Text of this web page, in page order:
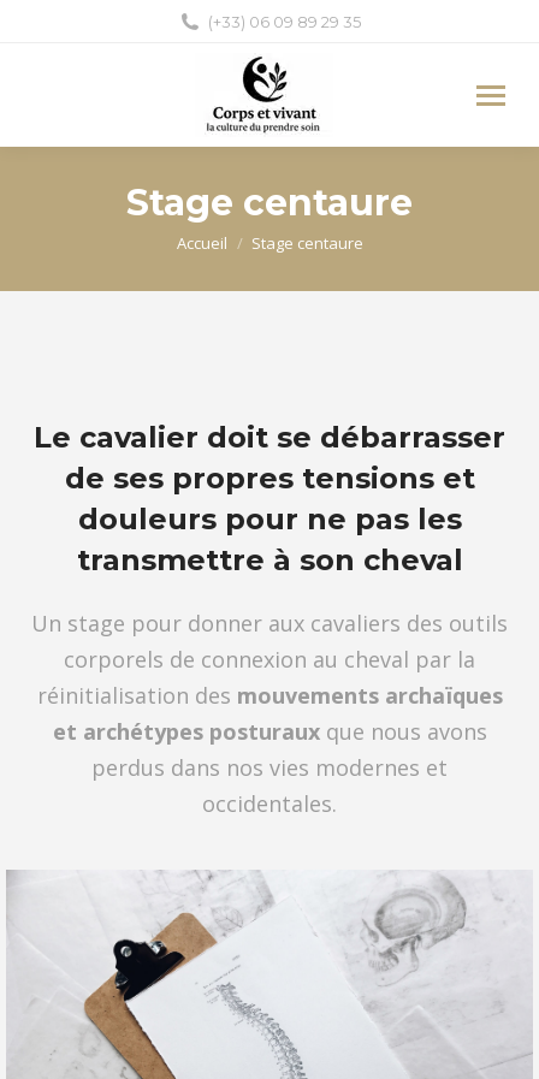
(+33) 06 09 89 29 35
Stage centaure
Vous êtes ici :
Accueil Stage centaure
Le cavalier doit se débarrasser
de ses propres tensions et
douleurs pour ne pas les
transmettre à son cheval
Un stage pour donner aux cavaliers des outils
corporels de connexion au cheval par la
réinitialisation des mouvements archaïques
et archétypes posturauxque nous avons
perdus dans nos vies modernes et
occidentales.